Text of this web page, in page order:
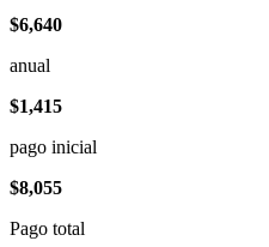
$6,640
anual
$1,415
pago inicial
$8,055
Pago total